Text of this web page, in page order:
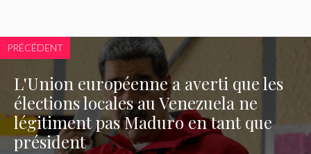
PRÉCÉDENT
L'Union européenne a averti que les
élections locales au Venezuela ne
légitiment pas Maduro en tant que
président